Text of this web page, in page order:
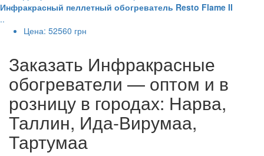
Инфракрасный пеллетный обогреватель Resto Flame II
..
Цена: 52560 грн
Заказать Инфракрасные
обогреватели — оптом и в
розницу в городах: Нарва,
Таллин, Ида-Вирумаа,
Тартумаа